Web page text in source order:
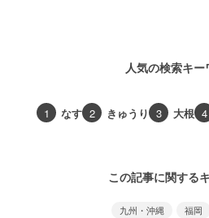
人気の検索キー
1 なす 2 きゅうり 3 大根 4
この記事に関する
九州・沖縄 福岡